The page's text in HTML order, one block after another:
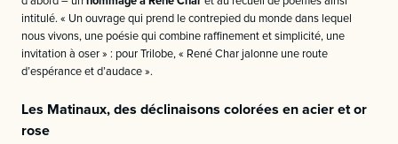
intitulé. « Un ouvrage qui prend le contrepied du monde dans lequel
nous vivons, une poésie qui combine raffinement et simplicité, une
invitation à oser » : pour Trilobe, « René Char jalonne une route
d’espérance et d’audace ».
Les Matinaux, des déclinaisons colorées en acier et or
rose